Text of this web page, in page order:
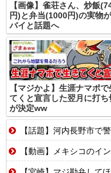
【画像】雀荘さん、炒飯
円)と弁当(1000円)の実物
バイと話題へ
【マジかよ】生涯ナマポで
てくと宣言した翌月に打ち
が決定ww
【話題】河内長野市で警官が包
【動画】メキシコのインフ